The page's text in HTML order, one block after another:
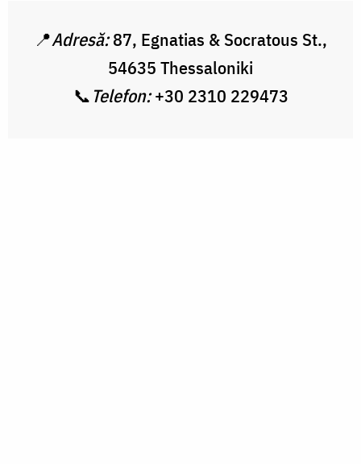
📍Adresă:87, Egnatias & Socratous St.,
54635 Thessaloniki
📞 Telefon:+30 2310 229473